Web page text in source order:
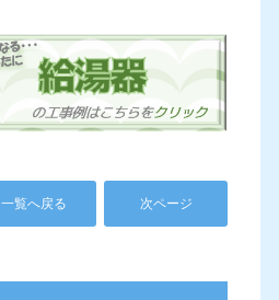
一覧へ戻る 次ページ